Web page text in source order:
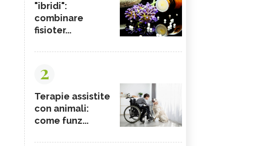
"ibridi":
combinare
fisioter...
2
Terapie assistite
con animali:
come funz...